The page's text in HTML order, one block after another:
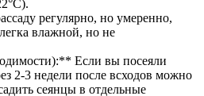
регулярно, но умеренно,
влажной, но не
Если вы посеяли
2-3 недели после всходов можно
сеянцы в отдельные